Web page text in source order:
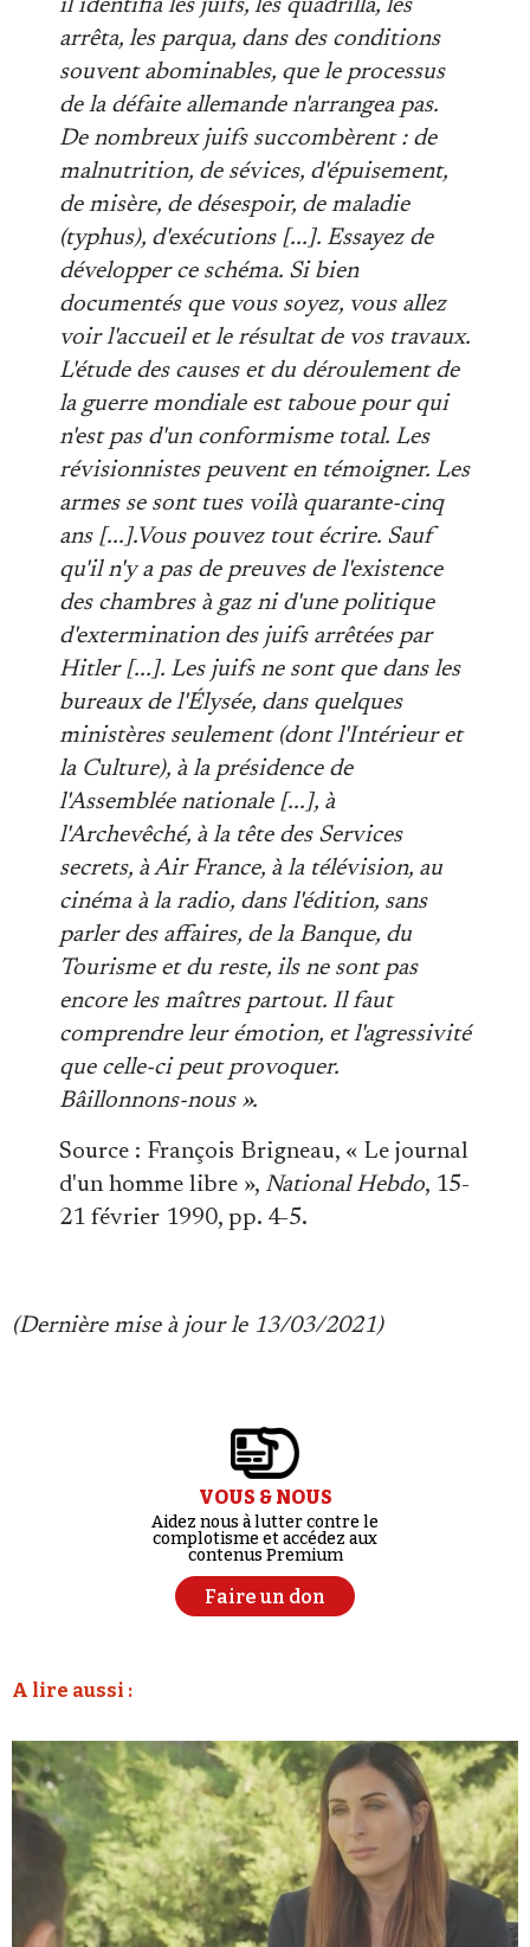
il identifia les juifs, les quadrilla, les
arrêta, les parqua, dans des conditions
souvent abominables, que le processus
de la défaite allemande n'arrangea pas.
De nombreux juifs succombèrent : de
malnutrition, de sévices, d'épuisement,
de misère, de désespoir, de maladie
(typhus), d'exécutions [...]. Essayez de
développer ce schéma. Si bien
documentés que vous soyez, vous allez
voir l'accueil et le résultat de vos travaux.
L'étude des causes et du déroulement de
la guerre mondiale est taboue pour qui
n'est pas d'un conformisme total. Les
révisionnistes peuvent en témoigner. Les
armes se sont tues voilà quarante-cinq
ans [...].Vous pouvez tout écrire. Sauf
qu'il n'y a pas de preuves de l'existence
des chambres à gaz ni d'une politique
d'extermination des juifs arrêtées par
Hitler [...]. Les juifs ne sont que dans les
bureaux de l'Élysée, dans quelques
ministères seulement (dont l'Intérieur et
la Culture), à la présidence de
l'Assemblée nationale [...], à
l'Archevêché, à la tête des Services
secrets, à Air France, à la télévision, au
cinéma à la radio, dans l'édition, sans
parler des affaires, de la Banque, du
Tourisme et du reste, ils ne sont pas
encore les maîtres partout. Il faut
comprendre leur émotion, et l'agressivité
que celle-ci peut provoquer.
Bâillonnons-nous ».
Source : François Brigneau, « Le journal
d'un homme libre », National Hebdo, 15-
21 février 1990, pp. 4-5.
(Dernière mise à jour le 13/03/2021)
VOUS & NOUS
Aidez nous à lutter contre le
complotisme et accédez aux
contenus Premium
Faire un don
A lire aussi :